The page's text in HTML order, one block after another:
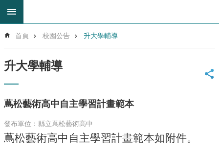
跳到主要內容區塊
階
搜
首
頁
網
站
導
覽
首頁 校園公告 升大學輔導
升大學輔導
蔦松藝術高中自主學習計畫範本
發布單位：縣立蔦松藝術高中
蔦松藝術高中自主學習計畫範本如附件。